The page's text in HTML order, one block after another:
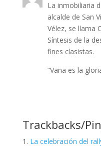
La inmobiliaria
alcalde de San
Vélez, se llama
Síntesis de la
fines clasistas.
“Vana es la
Trackbacks/
La celebración del